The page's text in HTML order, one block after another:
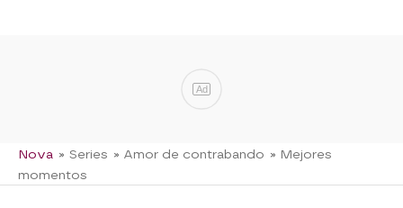
Ad
Nova » Series » Amor de contrabando » Mejores
momentos